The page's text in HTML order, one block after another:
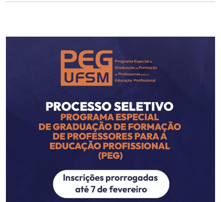
Ministério da Mulher, da Família e dos Direitos Humanos
Secretaria de Governo
Gabinete de Segurança Institucional
Banco Central do Brasil